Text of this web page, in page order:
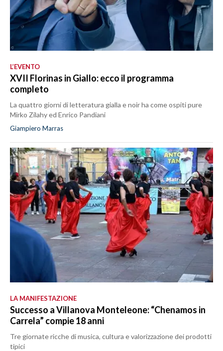
L’EVENTO
XVII Florinas in Giallo: ecco il programma
completo
La quattro giorni di letteratura gialla e noir ha come ospiti pure
Mirko Zilahy ed Enrico Pandiani
Giampiero Marras
LA MANIFESTAZIONE
Successo a Villanova Monteleone: “Chenamos in
Carrela” compie 18 anni
Tre giornate ricche di musica, cultura e valorizzazione dei prodotti
tipici